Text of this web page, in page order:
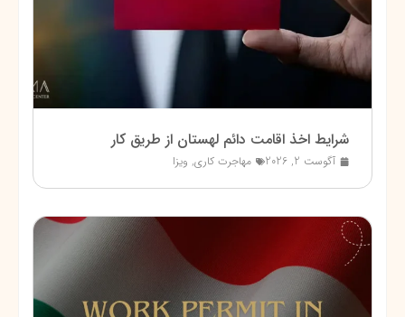
شرایط اخذ اقامت دائم لهستان از طریق کار
آگوست 2, 2026 مهاجرت کاری, ویزا